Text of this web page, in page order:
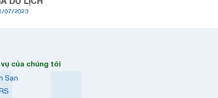
07/2023
vụ của chúng tôi
Sạn